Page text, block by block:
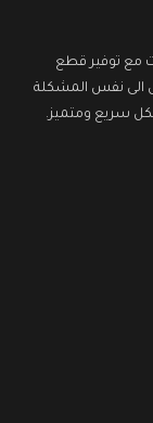
مع توفير قطع
الى نفس المشكلة
سريع ومتميز.